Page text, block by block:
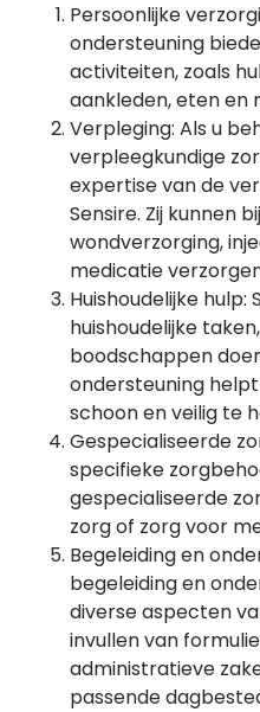
Persoonlijke
ondersteuning
activiteiten, zoals
aankleden, eten en
Verpleging: Als u
verpleegkundige
expertise van de
Sensire. Zij kunnen
wondverzorging,
medicatie
Huishoudelijke
huishoudelijke
boodschappen
ondersteuning
schoon en veilig te
Gespecialiseerde
specifieke
gespecialiseerde
zorg of zorg voor
Begeleiding en
begeleiding en
diverse aspecten
invullen van
administratieve
passende